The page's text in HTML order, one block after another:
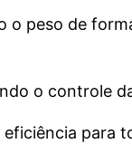
o peso de
o controle
para